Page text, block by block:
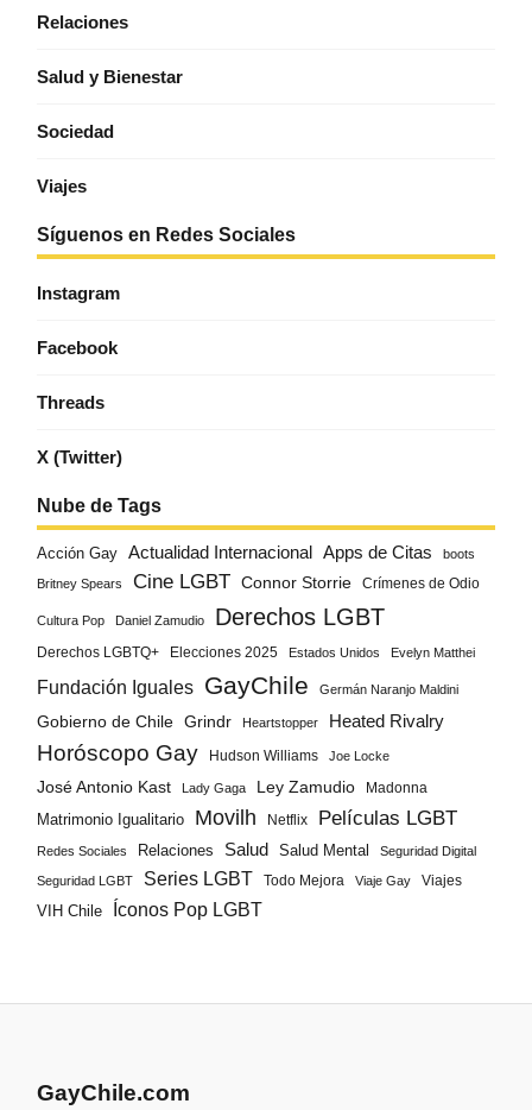
Relaciones
Salud y Bienestar
Sociedad
Viajes
Síguenos en Redes Sociales
Instagram
Facebook
Threads
X (Twitter)
Nube de Tags
Acción Gay Actualidad Internacional Apps de Citas boots
Britney Spears Cine LGBT Connor Storrie Crímenes de Odio
Cultura Pop Daniel Zamudio Derechos LGBT
Derechos LGBTQ+ Elecciones 2025 Estados Unidos Evelyn Matthei
Fundación Iguales GayChile Germán Naranjo Maldini
Gobierno de Chile Grindr Heartstopper Heated Rivalry
Horóscopo Gay Hudson Williams Joe Locke
José Antonio Kast Lady Gaga Ley Zamudio Madonna
Matrimonio Igualitario Movilh Netflix Películas LGBT
Redes Sociales Relaciones Salud Salud Mental Seguridad Digital
Seguridad LGBT Series LGBT Todo Mejora Viaje Gay
Viajes
VIH Chile
Íconos Pop LGBT
GayChile.com